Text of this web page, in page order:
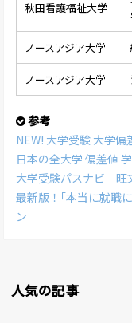
秋田看護福祉大学
ノースアジア大学
ノースアジア大学
参考
NEW! 大学受験 大学偏
日本の全大学 偏差値
大学受験パスナビ｜旺
最新版！｢本当に就職
ン
人気の記事